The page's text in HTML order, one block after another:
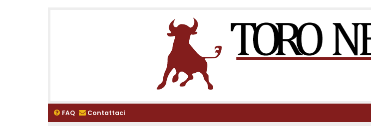
FAQ Contattaci